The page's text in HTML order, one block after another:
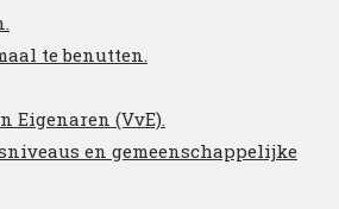
te benutten.
Eigenaren (VvE).
en gemeenschappelijke